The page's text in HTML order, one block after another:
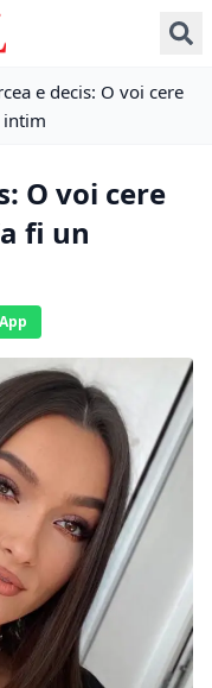
e decis: O voi cere
intim
O voi cere
fi un